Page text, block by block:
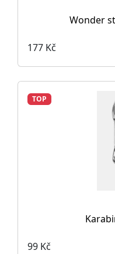
Wonder
177 Kč
TOP
99 Kč